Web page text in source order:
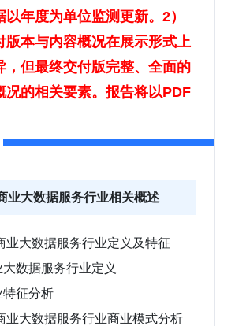
年度为单位监测更新。2）
版本与内容概况在展示形式上
，但最终交付版完整、全面的
况的相关要素。报告将以PDF
业大数据服务行业相关概述
业大数据服务行业定义及特征
数据服务行业定义
特征分析
业大数据服务行业商业模式分析